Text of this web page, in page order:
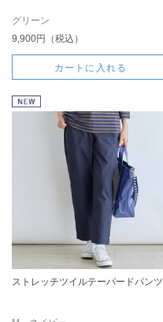
グリーン
9,900円（税込）
カートに入れる
ストレッチツイルテーパードパンツ